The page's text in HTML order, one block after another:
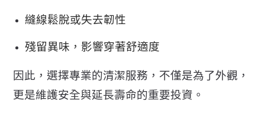
縫線鬆脫或失去韌性
殘留異味，影響穿著舒適度
因此，選擇專業的清潔服務，不僅是為了外觀，
更是維護安全與延長壽命的重要投資。